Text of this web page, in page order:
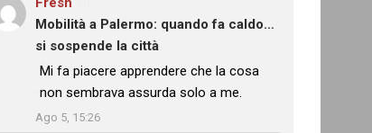
Mobilità a Palermo: quando fa caldo…
si sospende la città
: “
Mi fa piacere apprendere che la cosa
non sembrava assurda solo a me.
Ago 5, 15:26